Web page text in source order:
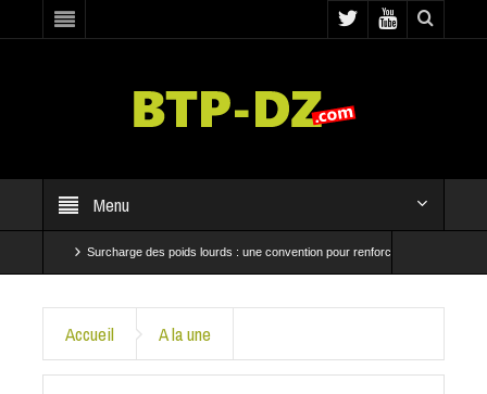
Menu
Surcharge des poids lourds : une convention pour renforcer les contrôles
Accueil A la une